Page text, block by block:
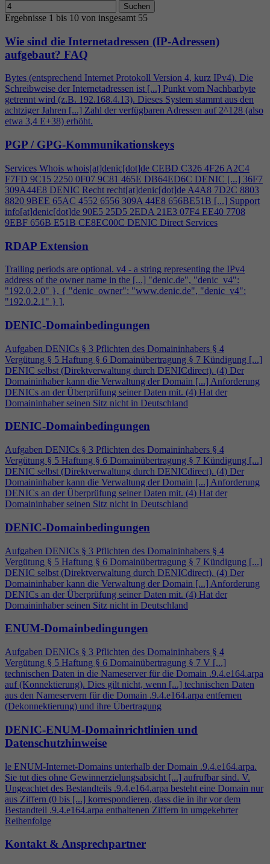
Suchen
Ergebnisse 1 bis 10 von insgesamt 55
Wie sind die Internetadressen (IP-Adressen)
aufgebaut? FAQ
Bytes (entsprechend Internet Protokoll Version 4, kurz IPv4). Die
Schreibweise der Internetadressen ist [...] Punkt vom Nachbarbyte
getrennt wird (z.B. 192.168.4.13). Dieses System stammt aus den
achtziger Jahren [...] Zahl der verfügbaren Adressen auf 2^128 (also
etwa 3,4 E+38) erhöht.
PGP / GPG-Kommunikationskeys
Services Whois whois[at]denic[dot]de CEBD C326 4F26 A2C4
F7FD 9C15 2250 0F07 9C81 465E DB64ED6C DENIC [...] 36F7
309A44E8 DENIC Recht recht[at]denic[dot]de A4A8 7D2C 8803
8820 9BEE 65AC 4552 6556 309A 44E8 656BE51B [...] Support
info[at]denic[dot]de 90E5 25D5 2EDA 21E3 07F4 EE40 7708
9EBF 656B E51B CE8EC00C DENIC Direct Services
RDAP Extension
Trailing periods are optional. v4 - a string representing the IPv4
address of the owner name in the [...] "denic.de", "denic_v4":
"192.0.2.0" }, { "denic_owner": "www.denic.de", "denic_v4":
"192.0.2.1" } ],
DENIC-Domainbedingungen
Aufgaben DENICs § 3 Pflichten des Domaininhabers § 4
Vergütung § 5 Haftung § 6 Domainübertragung § 7 Kündigung [...]
DENIC selbst (Direktverwaltung durch DENICdirect). (4) Der
Domaininhaber kann die Verwaltung der Domain [...] Anforderung
DENICs an der Überprüfung seiner Daten mit. (4) Hat der
Domaininhaber seinen Sitz nicht in Deutschland
DENIC-Domainbedingungen
Aufgaben DENICs § 3 Pflichten des Domaininhabers § 4
Vergütung § 5 Haftung § 6 Domainübertragung § 7 Kündigung [...]
DENIC selbst (Direktverwaltung durch DENICdirect). (4) Der
Domaininhaber kann die Verwaltung der Domain [...] Anforderung
DENICs an der Überprüfung seiner Daten mit. (4) Hat der
Domaininhaber seinen Sitz nicht in Deutschland
DENIC-Domainbedingungen
Aufgaben DENICs § 3 Pflichten des Domaininhabers § 4
Vergütung § 5 Haftung § 6 Domainübertragung § 7 Kündigung [...]
DENIC selbst (Direktverwaltung durch DENICdirect). (4) Der
Domaininhaber kann die Verwaltung der Domain [...] Anforderung
DENICs an der Überprüfung seiner Daten mit. (4) Hat der
Domaininhaber seinen Sitz nicht in Deutschland
ENUM-Domainbedingungen
Aufgaben DENICs § 3 Pflichten des Domaininhabers § 4
Vergütung § 5 Haftung § 6 Domainübertragung § 7 V [...]
technischen Daten in die Nameserver für die Domain .9.4.e164.arpa
auf (Konnektierung). Dies gilt nicht, wenn [...] technischen Daten
aus den Nameservern für die Domain .9.4.e164.arpa entfernen
(Dekonnektierung) und ihre Übertragung
DENIC-ENUM-Domainrichtlinien und
Datenschutzhinweise
le ENUM-Internet-Domains unterhalb der Domain .9.4.e164.arpa.
Sie tut dies ohne Gewinnerzielungsabsicht [...] aufrufbar sind. V.
Ungeachtet des Bestandteils .9.4.e164.arpa besteht eine Domain nur
aus Ziffern (0 bis [...] korrespondieren, dass die in ihr vor dem
Bestandteil .9.4.e164.arpa enthaltenen Ziffern in umgekehrter
Reihenfolge
Kontakt & Ansprechpartner